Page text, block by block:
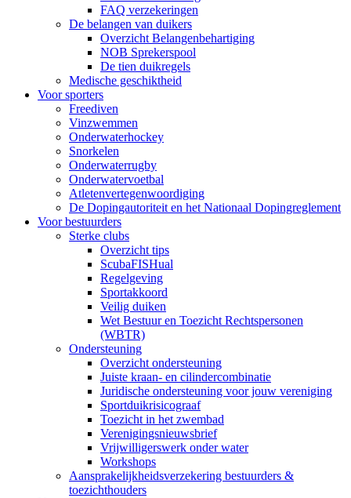
FAQ verzekeringen
De belangen van duikers
Overzicht Belangenbehartiging
NOB Sprekerspool
De tien duikregels
Medische geschiktheid
Voor sporters
Freediven
Vinzwemmen
Onderwaterhockey
Snorkelen
Onderwaterrugby
Onderwatervoetbal
Atletenvertegenwoordiging
De Dopingautoriteit en het Nationaal Dopingreglement
Voor bestuurders
Sterke clubs
Overzicht tips
ScubaFISHual
Regelgeving
Sportakkoord
Veilig duiken
Wet Bestuur en Toezicht Rechtspersonen
(WBTR)
Ondersteuning
Overzicht ondersteuning
Juiste kraan- en cilindercombinatie
Juridische ondersteuning voor jouw vereniging
Sportduikrisicograaf
Toezicht in het zwembad
Verenigingsnieuwsbrief
Vrijwilligerswerk onder water
Workshops
Aansprakelijkheidsverzekering bestuurders &
toezichthouders